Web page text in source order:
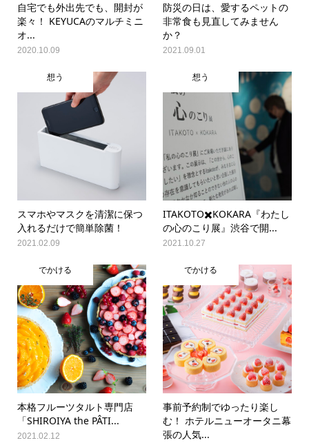
自宅でも外出先でも、開封が
楽々！ KEYUCAのマルチミニ
オ...
2020.10.09
防災の日は、愛するペットの
非常食も見直してみません
か？
2021.09.01
想う
スマホやマスクを清潔に保つ
入れるだけで簡単除菌！
2021.02.09
想う
ITAKOTO✖️KOKARA『わたし
の心のこり展』渋谷で開...
2021.10.27
でかける
本格フルーツタルト専門店
「SHIROIYA the PÂTI...
2021.02.12
でかける
事前予約制でゆったり楽し
む！ ホテルニューオータニ幕
張の人気...